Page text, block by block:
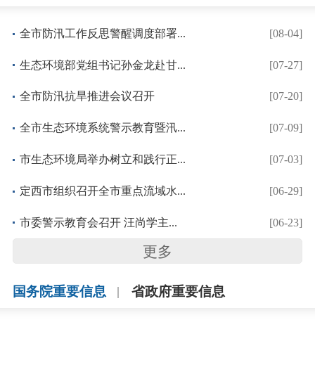
全市防汛工作反思警醒调度部署... [08-04]
生态环境部党组书记孙金龙赴甘... [07-27]
全市防汛抗旱推进会议召开 [07-20]
全市生态环境系统警示教育暨汛... [07-09]
市生态环境局举办树立和践行正... [07-03]
定西市组织召开全市重点流域水... [06-29]
市委警示教育会召开 汪尚学主... [06-23]
更多
国务院重要信息 省政府重要信息